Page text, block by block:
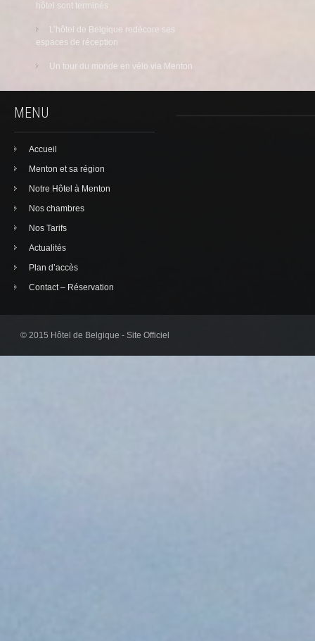
hôtel sont terminés
L’hôtel de Belgique redécore ses
espaces de réception
Un tour du monde en vélo via Menton
MENU
Accueil
Menton et sa région
Notre Hôtel à Menton
Nos chambres
Nos Tarifs
Actualités
Plan d’accès
Contact – Réservation
© 2015 Hôtel de Belgique - Site Officiel